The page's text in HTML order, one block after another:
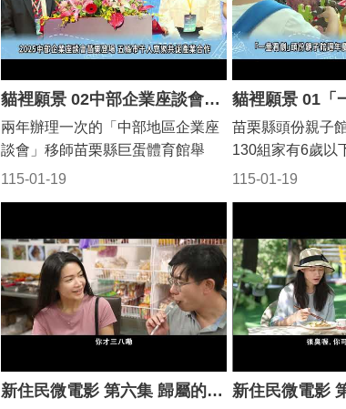
貓裡願景 02中部企業座談會苗栗登場 五縣市千人齊聚共促產業合作
115-01-19
兩年辦理一次的「中部地區企業座
談會」移師苗栗縣巨蛋體育館舉
辦，匯集苗栗、台中、南投、彰
關稅挑戰，共同交流討論，喊出團
結拼經濟。
115-01-19
苗栗縣頭份親子
130組家有6歲以
慶生，現場除了
動式兒童劇，讓
時光。
新住民微電影 第六集 歸屬的滋味